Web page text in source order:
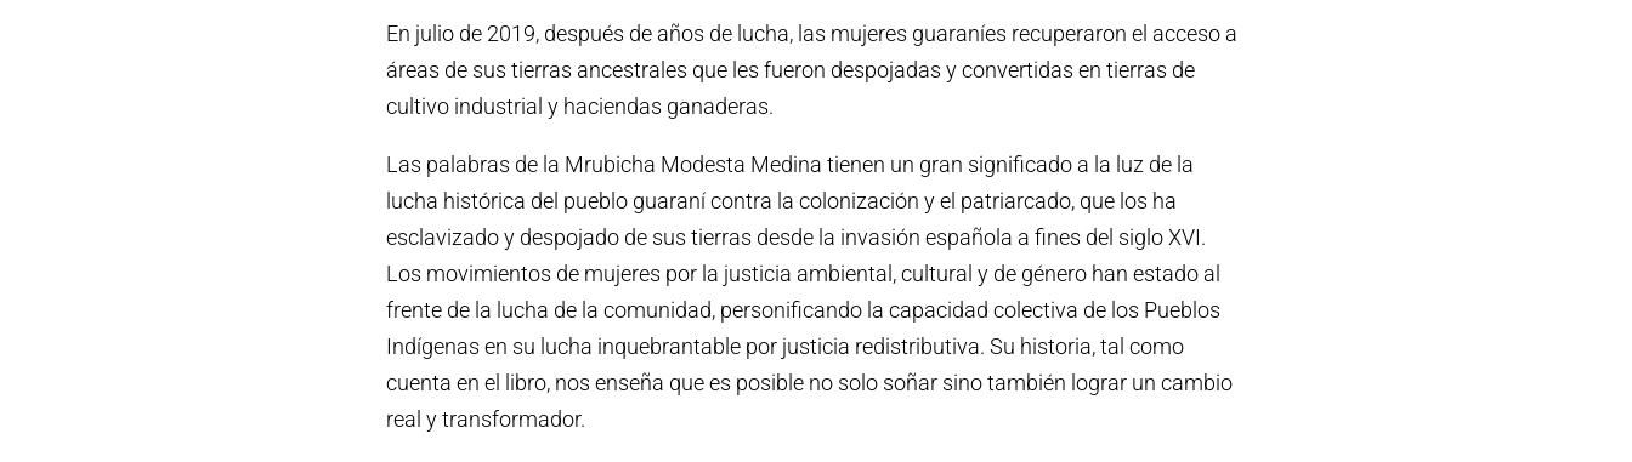
En julio de 2019, después de años de lucha, las mujeres guaraníes recuperaron el acceso a
áreas de sus tierras ancestrales que les fueron despojadas y convertidas en tierras de
cultivo industrial y haciendas ganaderas.
Las palabras de la Mrubicha Modesta Medina tienen un gran significado a la luz de la
lucha histórica del pueblo guaraní contra la colonización y el patriarcado, que los ha
esclavizado y despojado de sus tierras desde la invasión española a fines del siglo XVI.
Los movimientos de mujeres por la justicia ambiental, cultural y de género han estado al
frente de la lucha de la comunidad, personificando la capacidad colectiva de los Pueblos
Indígenas en su lucha inquebrantable por justicia redistributiva. Su historia, tal como
cuenta en el libro, nos enseña que es posible no solo soñar sino también lograr un cambio
real y transformador.